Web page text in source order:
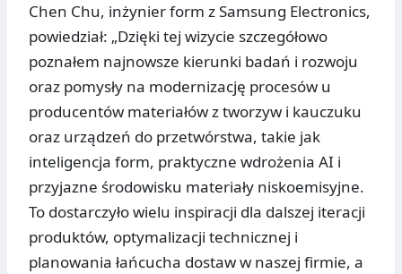
Chen Chu, inżynier form z Samsung Electronics,
powiedział: „Dzięki tej wizycie szczegółowo
poznałem najnowsze kierunki badań i rozwoju
oraz pomysły na modernizację procesów u
producentów materiałów z tworzyw i kauczuku
oraz urządzeń do przetwórstwa, takie jak
inteligencja form, praktyczne wdrożenia AI i
przyjazne środowisku materiały niskoemisyjne.
To dostarczyło wielu inspiracji dla dalszej iteracji
produktów, optymalizacji technicznej i
planowania łańcucha dostaw w naszej firmie, a